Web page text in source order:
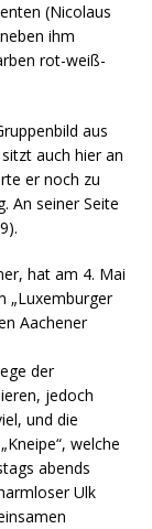
(Nicolaus
ihm
rot-weiß-
aus
auch hier an
er noch zu
An seiner Seite
hat am 4. Mai
„Luxemburger
Aachener
der
jedoch
und die
welche
abends
Ulk